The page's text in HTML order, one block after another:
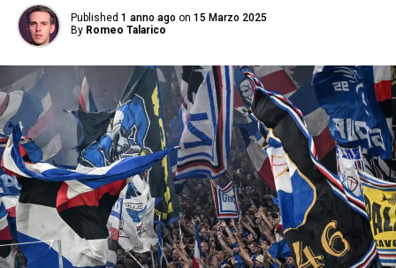
Published 1 anno ago on 15 Marzo 2025
By Romeo Talarico